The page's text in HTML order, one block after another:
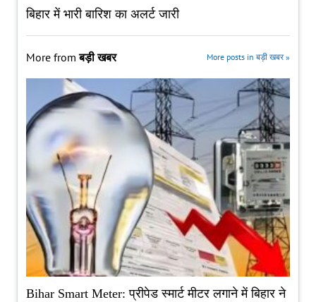
बिहार में भारी बारिश का अलर्ट जारी
More fromबड़ी खबर More posts in बड़ी खबर »
Bihar Smart Meter: प्रीपेड स्मार्ट मीटर लगाने में बिहार ने